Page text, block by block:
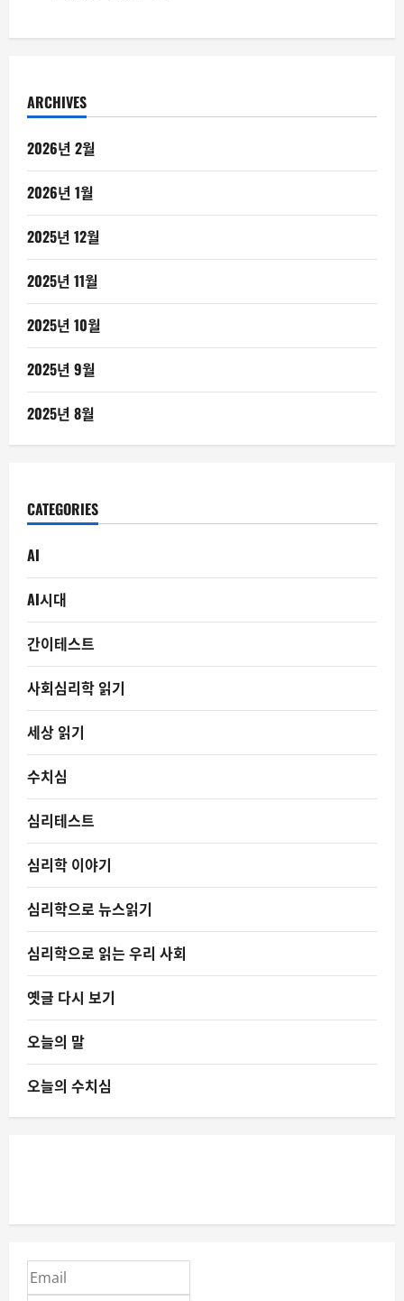
ARCHIVES
2026년 2월
2026년 1월
2025년 12월
2025년 11월
2025년 10월
2025년 9월
2025년 8월
CATEGORIES
AI
AI시대
간이테스트
사회심리학 읽기
세상 읽기
수치심
심리테스트
심리학 이야기
심리학으로 뉴스읽기
심리학으로 읽는 우리 사회
옛글 다시 보기
오늘의 말
오늘의 수치심